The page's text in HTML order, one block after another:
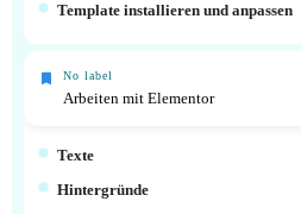
Template installieren und anpassen
No label
Arbeiten mit Elementor
Texte
Hintergründe